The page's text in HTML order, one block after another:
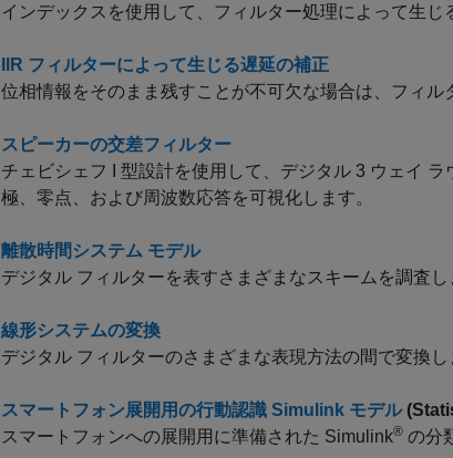
インデックスを使用して、フィルター処理によって生じ
IIR フィルターによって生じる遅延の補正
位相情報をそのまま残すことが不可欠な場合は、フィル
スピーカーの交差フィルター
チェビシェフ I 型設計を使用して、デジタル 3 ウェイ
極、零点、および周波数応答を可視化します。
離散時間システム モデル
デジタル フィルターを表すさまざまなスキームを調査し
線形システムの変換
デジタル フィルターのさまざまな表現方法の間で変換し
スマートフォン展開用の行動認識 Simulink モデル
スマートフォンへの展開用に準備された Simulink® の分